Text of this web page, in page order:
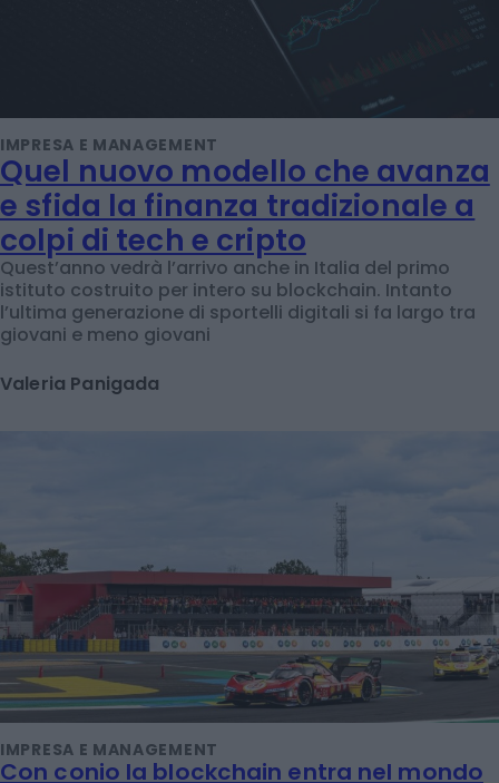
IMPRESA E MANAGEMENT
Quel nuovo modello che avanza
e sfida la finanza tradizionale a
colpi di tech e cripto
Quest’anno vedrà l’arrivo anche in Italia del primo
istituto costruito per intero su blockchain. Intanto
l’ultima generazione di sportelli digitali si fa largo tra
giovani e meno giovani
Valeria Panigada
IMPRESA E MANAGEMENT
Con conio la blockchain entra nel mondo